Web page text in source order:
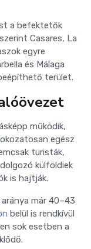
a befektetők
Casares, La
egyre
és Málaga
terület.
működik,
egész
turisták,
külföldiek
is hajtják.
már 40–43
belül is rendkívül
sok esetben a